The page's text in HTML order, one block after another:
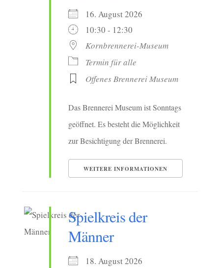
16. August 2026
10:30 - 12:30
Kornbrennerei-Museum
Termin für alle
Offenes Brennerei Museum
Das Brennerei Museum ist Sonntags
geöffnet. Es besteht die Möglichkeit
zur Besichtigung der Brennerei.
WEITERE INFORMATIONEN
Spielkreis der
Männer
18. August 2026